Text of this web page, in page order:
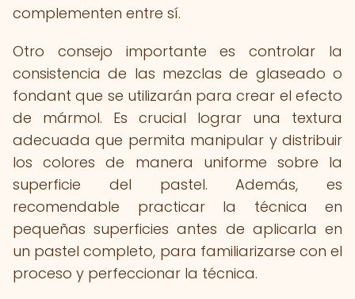
complementen entre sí.
Otro consejo importante es controlar la
consistencia de las mezclas de glaseado o
fondant que se utilizarán para crear el efecto
de mármol. Es crucial lograr una textura
adecuada que permita manipular y distribuir
los colores de manera uniforme sobre la
superficie del pastel. Además, es
recomendable practicar la técnica en
pequeñas superficies antes de aplicarla en
un pastel completo, para familiarizarse con el
proceso y perfeccionar la técnica.